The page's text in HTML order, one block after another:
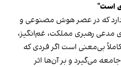
است"
دارد که در عصر هوش مصنوعی و
مدعی رهبری مملکت، غم‌انگیز،
بی‌معنی است اگر فردی که
می‌گیرد و بر آن‌ها اثر